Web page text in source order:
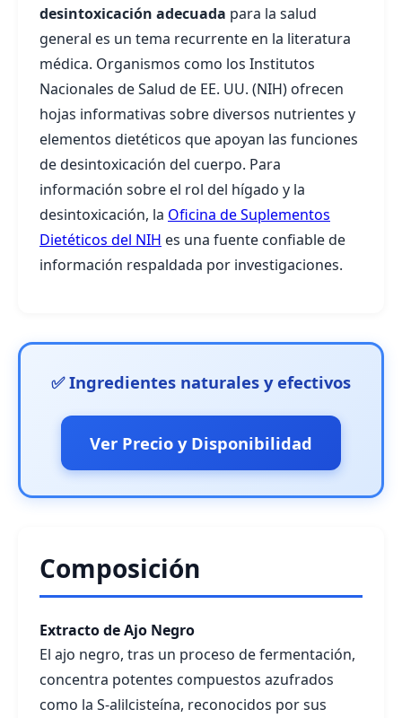
desintoxicación adecuada para la salud
general es un tema recurrente en la literatura
médica. Organismos como los Institutos
Nacionales de Salud de EE. UU. (NIH) ofrecen
hojas informativas sobre diversos nutrientes y
elementos dietéticos que apoyan las funciones
de desintoxicación del cuerpo. Para
información sobre el rol del hígado y la
desintoxicación, la Oficina de Suplementos
Dietéticos del NIH es una fuente confiable de
información respaldada por investigaciones.
✅ Ingredientes naturales y efectivos
Ver Precio y Disponibilidad
Composición
Extracto de Ajo Negro
El ajo negro, tras un proceso de fermentación,
concentra potentes compuestos azufrados
como la S-alilcisteína, reconocidos por sus